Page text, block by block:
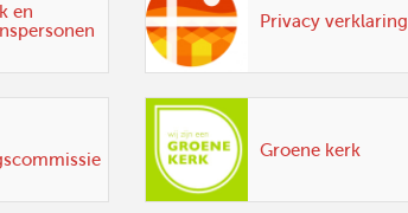
en
Privacy verklaring
Groene kerk